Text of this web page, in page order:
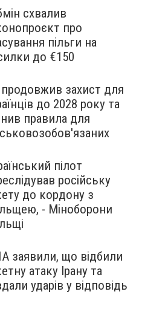
схвалив
про
пільги на
до €150
захист для
до 2028 року та
правила для
пілот
російську
до кордону з
- Міноборони
заявили, що відбили
атаку Ірану та
ударів у відповідь